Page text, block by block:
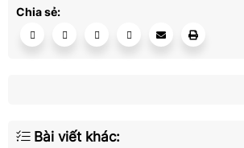
Chia sẻ:
Bài viết khác: